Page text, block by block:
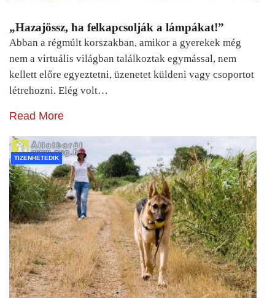
„Hazajössz, ha felkapcsolják a lámpákat!”
Abban a régmúlt korszakban, amikor a gyerekek még
nem a virtuális világban találkoztak egymással, nem
kellett előre egyeztetni, üzenetet küldeni vagy csoportot
létrehozni. Elég volt…
Read More
TIZENHETEDIK